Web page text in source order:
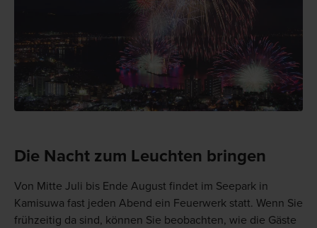
Die Nacht zum Leuchten bringen
Von Mitte Juli bis Ende August findet im Seepark in
Kamisuwa fast jeden Abend ein Feuerwerk statt. Wenn Sie
frühzeitig da sind, können Sie beobachten, wie die Gäste